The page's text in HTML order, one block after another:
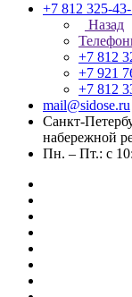
+7 812 325-
Назад
+7 812
+7 921
+7 812
mail@sidose.ru
Санкт-
набережной
Пн. – Пт.: с